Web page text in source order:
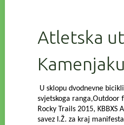
Atletska
Kamenjaku
U sklopu dvodnevne
svjetskoga ranga,Outdoor
Rocky Trails 2015,
savez I.Ž. za kraj